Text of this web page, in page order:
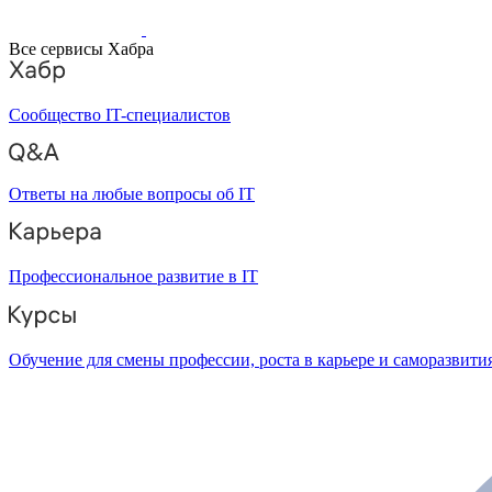
Все сервисы Хабра
Сообщество IT-специалистов
Ответы на любые вопросы об IT
Профессиональное развитие в IT
Обучение для смены профессии, роста в карьере и